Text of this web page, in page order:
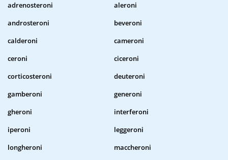
adrenosteroni
aleroni
androsteroni
beveroni
calderoni
cameroni
ceroni
ciceroni
corticosteroni
deuteroni
gamberoni
generoni
gheroni
interferoni
iperoni
leggeroni
longheroni
maccheroni